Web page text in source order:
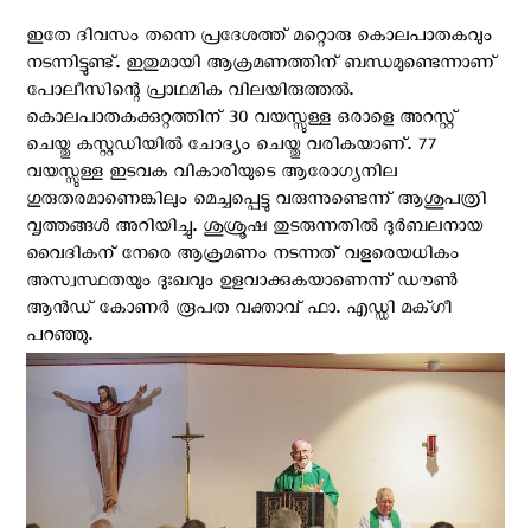
ഇതേ ദിവസം തന്നെ പ്രദേശത്ത് മറ്റൊരു കൊലപാതകവും
നടന്നിട്ടുണ്ട്. ഇതുമായി ആക്രമണത്തിന് ബന്ധമുണ്ടെന്നാണ്
പോലീസിന്റെ പ്രാഥമിക വിലയിരുത്തല്‍.
കൊലപാതകക്കുറ്റത്തിന് 30 വയസ്സുള്ള ഒരാളെ അറസ്റ്റ്
ചെയ്തു കസ്റ്റഡിയിൽ ചോദ്യം ചെയ്തു വരികയാണ്. 77
വയസ്സുള്ള ഇടവക വികാരിയുടെ ആരോഗ്യനില
ഗുരുതരമാണെങ്കിലും മെച്ചപ്പെട്ടു വരുന്നുണ്ടെന്ന് ആശുപത്രി
വൃത്തങ്ങള്‍ അറിയിച്ചു. ശുശ്രൂഷ തുടരുന്നതില്‍ ദുർബലനായ
വൈദികന് നേരെ ആക്രമണം നടന്നത് വളരെയധികം
അസ്വസ്ഥതയും ദുഃഖവും ഉളവാക്കുകയാണെന്ന് ഡൗൺ
ആൻഡ് കോണർ രൂപത വക്താവ് ഫാ. എഡ്ഡി മക്ഗീ
പറഞ്ഞു.